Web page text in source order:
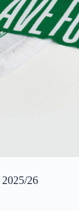
26